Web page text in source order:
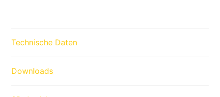
Technische Daten
Downloads